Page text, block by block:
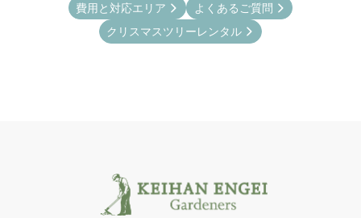
費用と対応エリア
よくあるご質問
クリスマスツリーレンタル